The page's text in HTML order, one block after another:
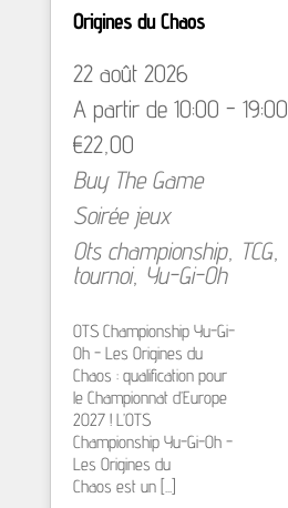
Origines du Chaos
22 août 2026
A partir de 10:00 - 19:00
€22,00
Buy The Game
Soirée jeux
Ots championship, TCG,
tournoi, Yu-Gi-Oh
OTS Championship Yu-Gi-
Oh - Les Origines du
Chaos : qualification pour
le Championnat d’Europe
2027 ! L’OTS
Championship Yu-Gi-Oh -
Les Origines du
Chaos est un [...]